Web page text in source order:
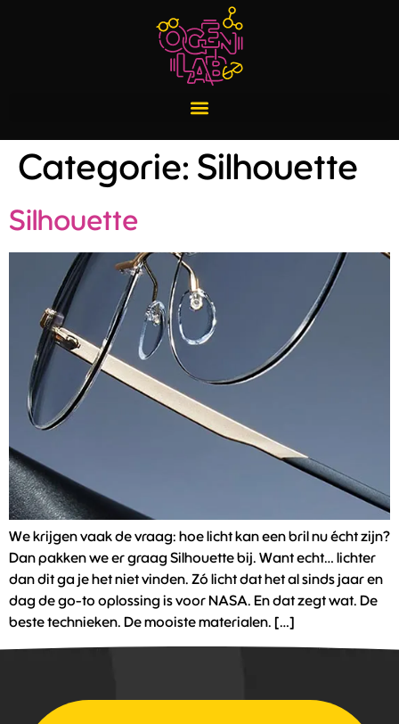
Categorie: Silhouette
Silhouette
We krijgen vaak de vraag: hoe licht kan een bril nu écht zijn?
Dan pakken we er graag Silhouette bij. Want echt… lichter
dan dit ga je het niet vinden. Zó licht dat het al sinds jaar en
dag de go-to oplossing is voor NASA. En dat zegt wat. De
beste technieken. De mooiste materialen. […]